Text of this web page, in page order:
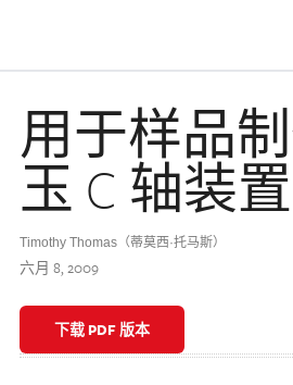
用于样品
玉 C 轴装置
Timothy Thomas（蒂莫西·托马斯）
六月 8, 2009
下载 PDF 版本